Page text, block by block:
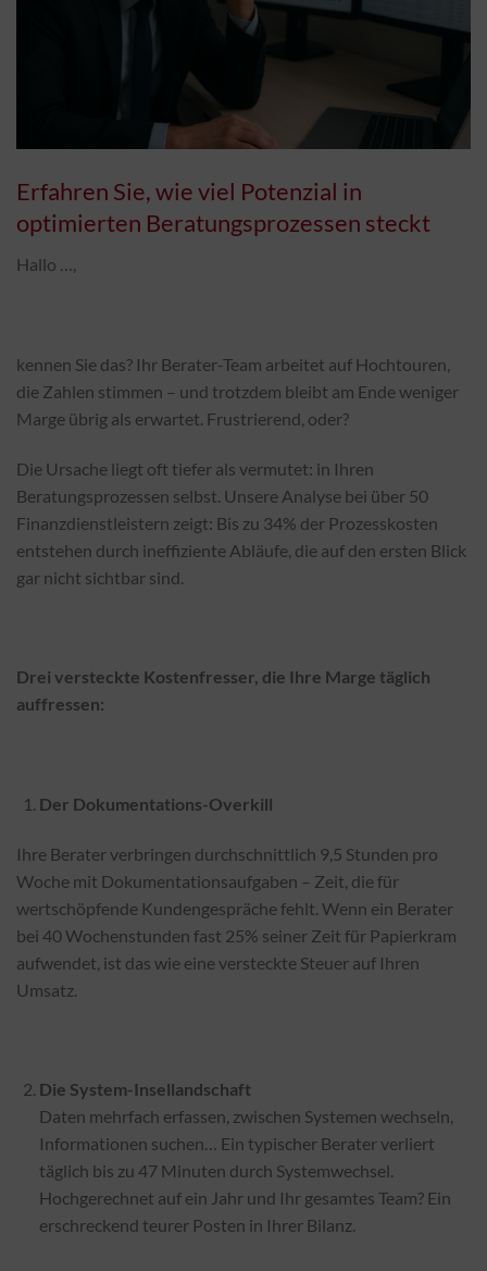
Erfahren Sie, wie viel Potenzial in
optimierten Beratungsprozessen steckt
Hallo …,
kennen Sie das? Ihr Berater-Team arbeitet auf Hochtouren,
die Zahlen stimmen – und trotzdem bleibt am Ende weniger
Marge übrig als erwartet. Frustrierend, oder?
Die Ursache liegt oft tiefer als vermutet: in Ihren
Beratungsprozessen selbst. Unsere Analyse bei über 50
Finanzdienstleistern zeigt: Bis zu 34% der Prozesskosten
entstehen durch ineffiziente Abläufe, die auf den ersten Blick
gar nicht sichtbar sind.
Drei versteckte Kostenfresser, die Ihre Marge täglich
auffressen:
Der Dokumentations-Overkill
Ihre Berater verbringen durchschnittlich 9,5 Stunden pro
Woche mit Dokumentationsaufgaben – Zeit, die für
wertschöpfende Kundengespräche fehlt. Wenn ein Berater
bei 40 Wochenstunden fast 25% seiner Zeit für Papierkram
aufwendet, ist das wie eine versteckte Steuer auf Ihren
Umsatz.
Die System-Insellandschaft
Daten mehrfach erfassen, zwischen Systemen wechseln,
Informationen suchen… Ein typischer Berater verliert
täglich bis zu 47 Minuten durch Systemwechsel.
Hochgerechnet auf ein Jahr und Ihr gesamtes Team? Ein
erschreckend teurer Posten in Ihrer Bilanz.